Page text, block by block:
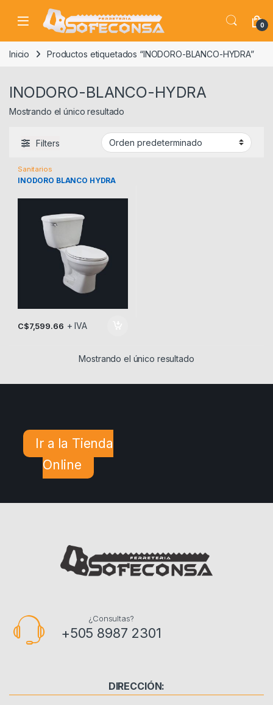
Skip to navigation
Skip to content
0
Inicio Productos etiquetados “INODORO-BLANCO-HYDRA”
INODORO-BLANCO-HYDRA
Mostrando el único resultado
Filters
Sanitarios
INODORO BLANCO HYDRA
C$7,599.66 + IVA
Mostrando el único resultado
Ir a la Tienda
Online
¿Consultas?
+505 8987 2301
DIRECCIÓN: